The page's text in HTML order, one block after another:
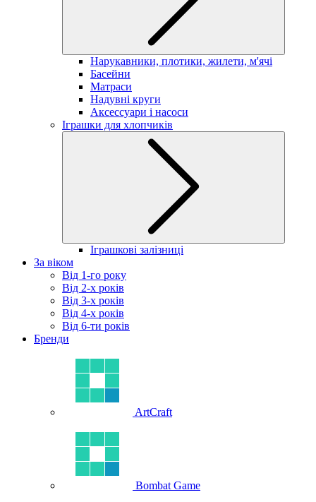
Нарукавники, плотики, жилети, м'ячі
Басейни
Матраси
Надувні круги
Аксессуари і насоси
Іграшки для хлопчиків
Іграшкові залізниці
За віком
Від 1-го року
Від 2-х років
Від 3-х років
Від 4-х років
Від 6-ти років
Бренди
ArtCraft
Bombat Game